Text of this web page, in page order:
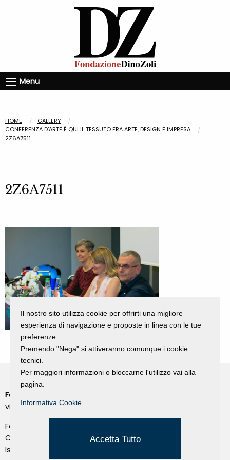
Menu
HOME
GALLERY
CONFERENZA D’ARTE È QUI IL TESSUTO FRA ARTE, DESIGN E IMPRESA
2Z6A7511
2Z6A7511
Fondazione Dino Zoli
viale Bologna 288, Forlì
Fondo dot. euro 285.000 i.v.
CF e P.IVA 03692820404
Isc.Reg Per.Giu. n. 10404
Il nostro sito utilizza cookie per offrirti una migliore
esperienza di navigazione e proposte in linea con le tue
preferenze.
Premendo "Nega" si attiveranno comunque i cookie
tecnici.
Per maggiori informazioni o bloccarne l'utilizzo vai alla
pagina.
Informativa Cookie
Accetta Tutto